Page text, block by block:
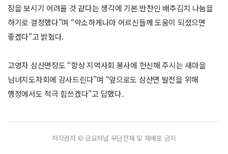
장을 보시기 어려울 것 같다는 생각에 기본 반찬인 배추김치 나눔을
하기로 결정했다”며 “약소하게나마 어르신들께 도움이 되셨으면
좋겠다”고 밝혔다.
고영자 삼산면장도 “항상 지역사회 봉사에 헌신해 주시는 새마을
남녀지도자회에 감사드린다”며 “앞으로도 삼산면 발전을 위해
행정에서도 적극 힘쓰겠다”고 답했다.
저작권자 © 금요저널 무단전재 및 재배포 금지